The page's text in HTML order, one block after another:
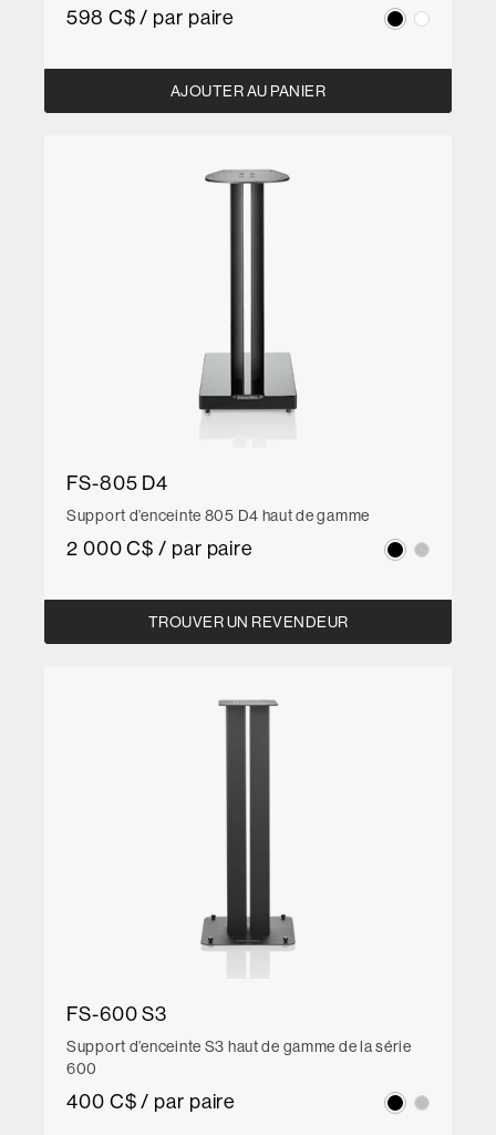
598 C$ / par paire
AJOUTER AU PANIER
FS-805 D4
Support d’enceinte 805 D4 haut de gamme
2 000 C$ / par paire
TROUVER UN REVENDEUR
FS-600 S3
Support d’enceinte S3 haut de gamme de la série
600
400 C$ / par paire